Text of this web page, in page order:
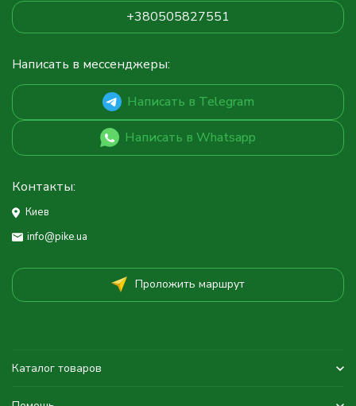
+380505827551
Написать в мессенджеры:
Написать в Telegram
Написать в Whatsapp
Контакты:
Киев
info@pike.ua
Проложить маршрут
Каталог товаров